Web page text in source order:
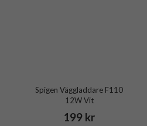
Spigen Väggladdare F110
12W Vit
199 kr